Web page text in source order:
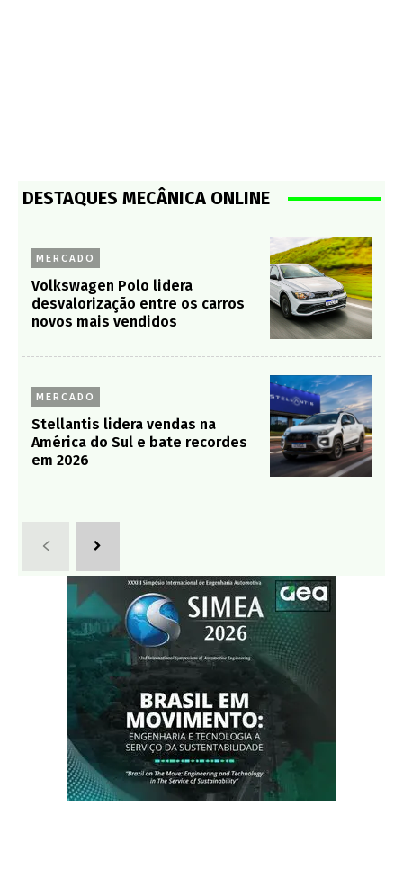
DESTAQUES MECÂNICA ONLINE
MERCADO
Volkswagen Polo lidera
desvalorização entre os carros
novos mais vendidos
MERCADO
Stellantis lidera vendas na
América do Sul e bate recordes
em 2026